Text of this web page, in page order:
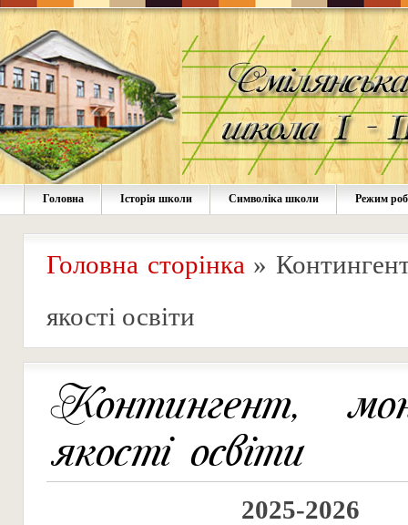
Головна Історія школи Символіка школи Режим
Головна сторінка »
якості освіти
Контингент,
якості освіти
2025-2026